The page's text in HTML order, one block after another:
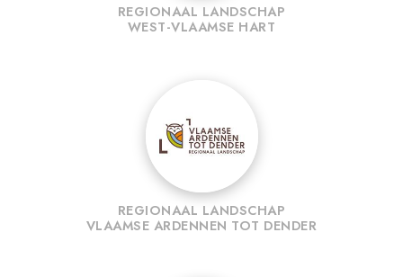
REGIONAAL LANDSCHAP
WEST-VLAAMSE HART
REGIONAAL LANDSCHAP
VLAAMSE ARDENNEN TOT DENDER